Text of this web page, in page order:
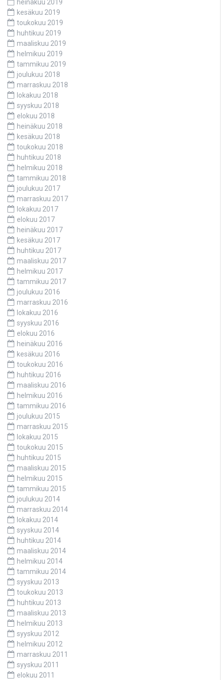
heinäkuu 2019
kesäkuu 2019
toukokuu 2019
huhtikuu 2019
maaliskuu 2019
helmikuu 2019
tammikuu 2019
joulukuu 2018
marraskuu 2018
lokakuu 2018
syyskuu 2018
elokuu 2018
heinäkuu 2018
kesäkuu 2018
toukokuu 2018
huhtikuu 2018
helmikuu 2018
tammikuu 2018
joulukuu 2017
marraskuu 2017
lokakuu 2017
elokuu 2017
heinäkuu 2017
kesäkuu 2017
huhtikuu 2017
maaliskuu 2017
helmikuu 2017
tammikuu 2017
joulukuu 2016
marraskuu 2016
lokakuu 2016
syyskuu 2016
elokuu 2016
heinäkuu 2016
kesäkuu 2016
toukokuu 2016
huhtikuu 2016
maaliskuu 2016
helmikuu 2016
tammikuu 2016
joulukuu 2015
marraskuu 2015
lokakuu 2015
toukokuu 2015
huhtikuu 2015
maaliskuu 2015
helmikuu 2015
tammikuu 2015
joulukuu 2014
marraskuu 2014
lokakuu 2014
syyskuu 2014
huhtikuu 2014
maaliskuu 2014
helmikuu 2014
tammikuu 2014
syyskuu 2013
toukokuu 2013
huhtikuu 2013
maaliskuu 2013
helmikuu 2013
syyskuu 2012
helmikuu 2012
marraskuu 2011
syyskuu 2011
elokuu 2011